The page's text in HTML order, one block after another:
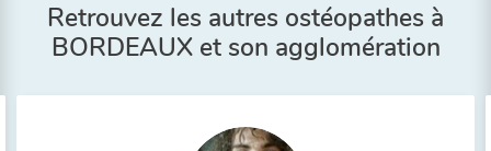
Retrouvez les autres ostéopathes à
BORDEAUX et son agglomération